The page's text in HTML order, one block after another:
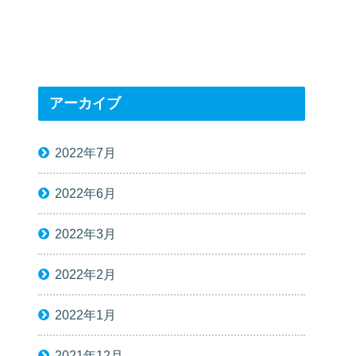
アーカイブ
2022年7月
2022年6月
2022年3月
2022年2月
2022年1月